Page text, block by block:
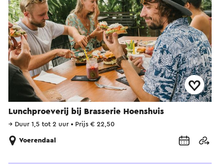
Lunchproeverij bij Brasserie Hoenshuis
→ Duur 1,5 tot 2 uur • Prijs € 22,50
Voerendaal